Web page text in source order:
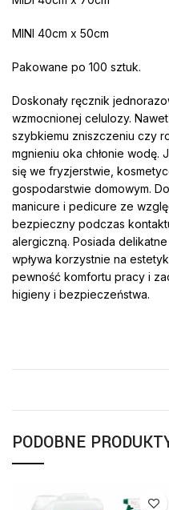
MINI 40cm x 50cm
Pakowane po 100 sztuk.
Doskonały ręcznik
wzmocnionej celulozy.
szybkiemu zniszczeniu czy
mgnieniu oka chłonie wodę.
się we fryzjerstwie,
gospodarstwie domowym.
manicure i pedicure ze
bezpieczny podczas
alergiczną. Posiada
wpływa korzystnie na
pewność komfortu pracy i
higieny i bezpieczeństwa.
PODOBNE